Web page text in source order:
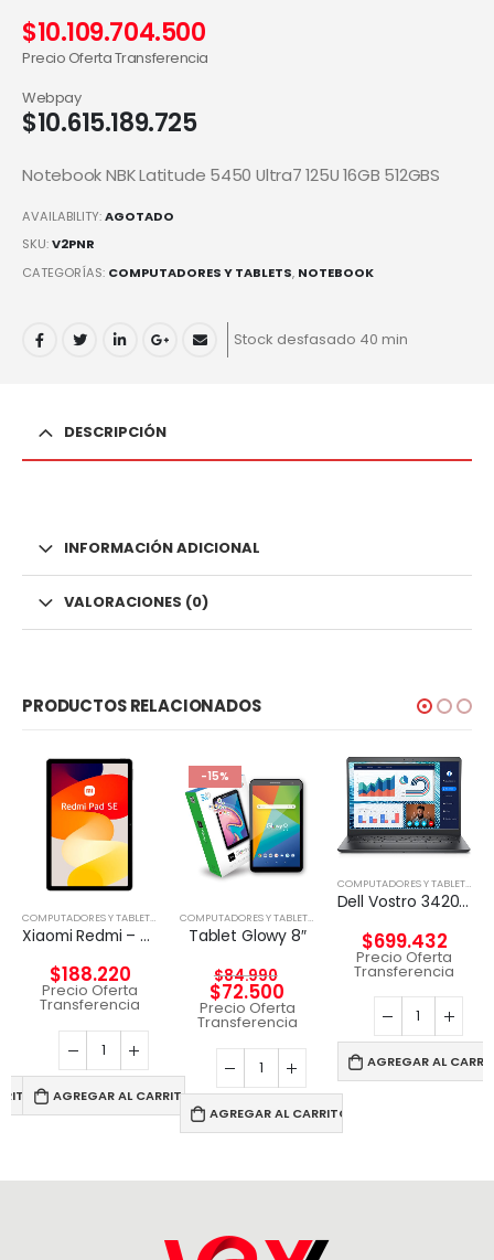
$10.109.704.500
Precio Oferta Transferencia
$10.615.189.725
Webpay
Notebook NBK Latitude 5450 Ultra7 125U 16GB 512GBS
AVAILABILITY:AGOTADO
SKU:V2PNR
CATEGORÍAS: COMPUTADORES Y TABLETS, NOTEBOOK
Stock desfasado 40 min
DESCRIPCIÓN
INFORMACIÓN ADICIONAL
VALORACIONES (0)
PRODUCTOS RELACIONADOS
TABLETA COMPUTADORES Y TABLETS TABLETA
Xiaomi Redmi – Pad SE – Android 12 – Helio G99
$188.220
Precio Oferta
Transferencia
AGREGAR AL CARRITO
-15%
COMPUTADORES Y TABLETS,
Tablet Glowy 8″
$84.990
$72.500
Precio Oferta
Transferencia
AGREGAR AL CARRITO
COMPUTADORES Y TABLETS,
Dell Vostro 3420 – Notebook – 14″ – 1366 x 768 LED – Intel Core I5-1135G7
$699.432
Precio Oferta
Transferencia
AGREGAR AL